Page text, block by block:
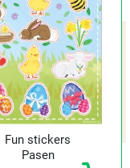
Fun stickers
Pasen